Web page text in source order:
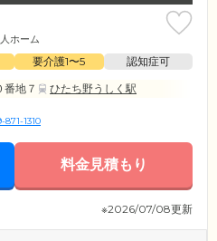
ホーム
要介護1〜5
認知症可
地７
ひたち野うしく駅
871-1310
料金見積もり
※2026/07/08更新